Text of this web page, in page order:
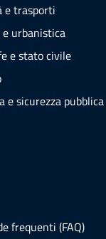
e trasporti
e urbanistica
e stato civile
e sicurezza pubblica
frequenti (FAQ)